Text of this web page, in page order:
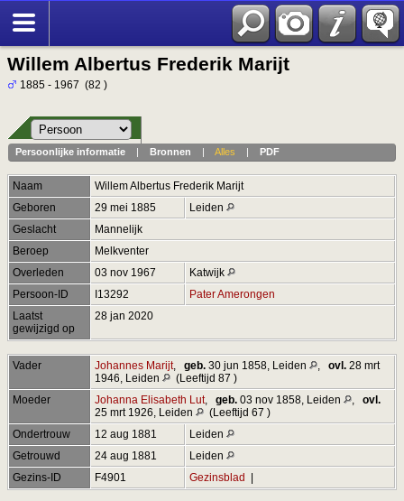
Willem Albertus Frederik Marijt
1885 - 1967 (82 )
Persoonlijke informatie| Bronnen Alles PDF
Naam Willem Albertus Frederik Marijt
Geboren
29 mei 1885
Leiden
Geslacht
Mannelijk
Beroep
Melkventer
Overleden
03 nov 1967
Katwijk
Persoon-ID
I13292
Pater Amerongen
Laatst
gewijzigd op
28 jan 2020
Vader Johannes Marijt, geb. 30 jun 1858, Leiden ovl. 28 mrt
1946, Leiden
(Leeftijd 87 )
Moeder
Johanna Elisabeth Lut, geb. 03 nov 1858, Leiden
ovl.
25 mrt 1926, Leiden
(Leeftijd 67 )
Ondertrouw
12 aug 1881
Leiden
Getrouwd
24 aug 1881
Leiden
Gezins-ID
F4901 Gezinsblad |